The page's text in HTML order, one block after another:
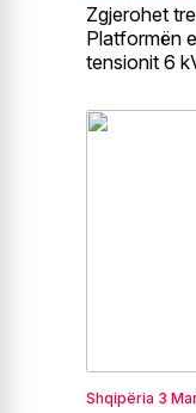
Zgjerohet
Platformën
tensionit 6
Shqipëria 3